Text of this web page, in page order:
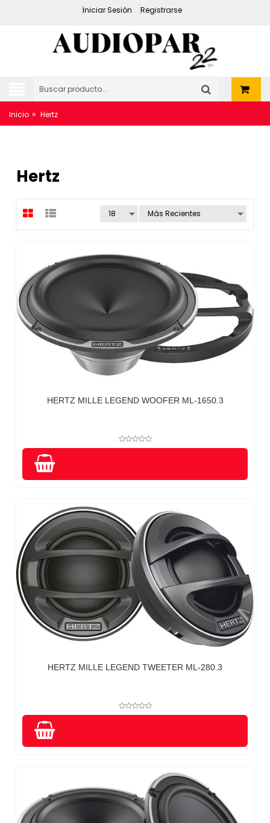
Iniciar Sesión Registrarse
Inicio » Hertz
Hertz
HERTZ MILLE LEGEND WOOFER ML-1650.3
HERTZ MILLE LEGEND TWEETER ML-280.3